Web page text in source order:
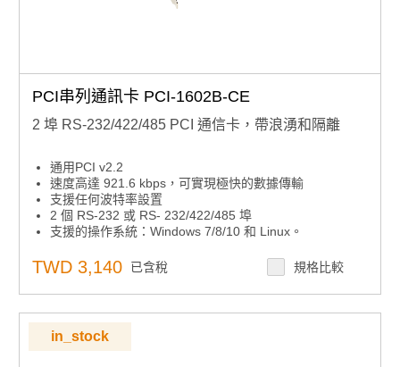
PCI串列通訊卡 PCI-1602B-CE
2 埠 RS-232/422/485 PCI 通信卡，帶浪湧和隔離
通用PCI v2.2
速度高達 921.6 kbps，可實現極快的數據傳輸
支援任何波特率設置
2 個 RS-232 或 RS- 232/422/485 埠
支援的操作系統：Windows 7/8/10 和 Linux。
TWD 3,140 已含稅 規格比較
in_stock